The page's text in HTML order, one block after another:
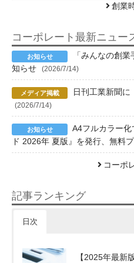
創業
コーポレート最新ニュー
「みんなの創
知らせ
(2026/7/14)
日刊工業新聞に
(2026/7/14)
A4フルカラー
ド 2026年 夏版』を発行、無料
コーポ
記事ランキング
日次
【2025年最新